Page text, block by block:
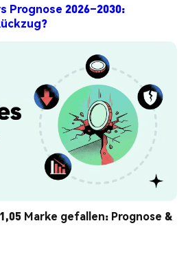
Prognose 2026–2030:
Marke gefallen: Prognose &